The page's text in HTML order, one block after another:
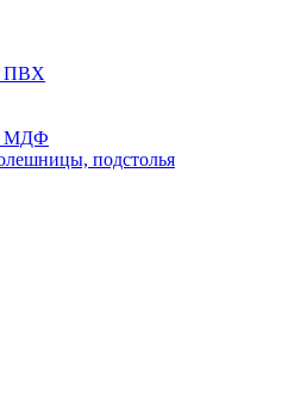
ПВХ
МДФ
подстолья